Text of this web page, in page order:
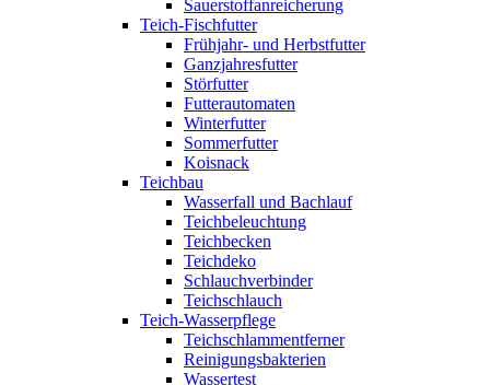
Sauerstoffanreicherung
Teich-Fischfutter
Frühjahr- und Herbstfutter
Ganzjahresfutter
Störfutter
Futterautomaten
Winterfutter
Sommerfutter
Koisnack
Teichbau
Wasserfall und Bachlauf
Teichbeleuchtung
Teichbecken
Teichdeko
Schlauchverbinder
Teichschlauch
Teich-Wasserpflege
Teichschlammentferner
Reinigungsbakterien
Wassertest